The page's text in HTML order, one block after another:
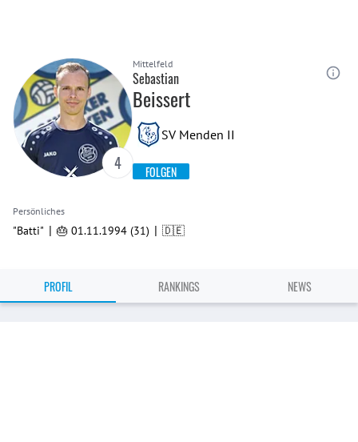
4
Mittelfeld
Sebastian
Beissert
SV Menden II
FOLGEN
Persönliches
"Batti" | 🎂 01.11.1994 (31) | 🇩🇪
PROFIL RANKINGS NEWS